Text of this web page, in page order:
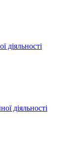
діяльності
діяльності